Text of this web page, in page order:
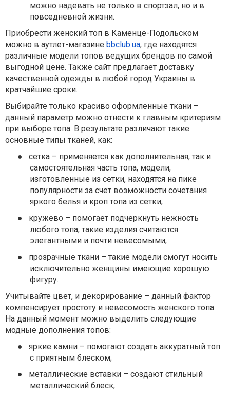
можно надевать не только в спортзал, но и в
повседневной жизни.
Приобрести женский топ в Каменце-Подольском
можно в аутлет-магазине bbclub.ua, где находятся
различные модели топов ведущих брендов по самой
выгодной цене. Также сайт предлагает доставку
качественной одежды в любой город Украины в
кратчайшие сроки.
Выбирайте только красиво оформленные ткани –
данный параметр можно отнести к главным критериям
при выборе топа. В результате различают такие
основные типы тканей, как:
●
сетка – применяется как дополнительная, так и
самостоятельная часть топа, модели,
изготовленные из сетки, находятся на пике
популярности за счет возможности сочетания
яркого белья и кроп топа из сетки;
●
кружево – помогает подчеркнуть нежность
любого топа, такие изделия считаются
элегантными и почти невесомыми;
●
прозрачные ткани – такие модели смогут носить
исключительно женщины имеющие хорошую
фигуру.
Учитывайте цвет, и декорирование – данный фактор
компенсирует простоту и невесомость женского топа.
На данный момент можно выделить следующие
модные дополнения топов:
●
яркие камни – помогают создать аккуратный топ
с приятным блеском;
●
металлические вставки – создают стильный
металлический блеск;